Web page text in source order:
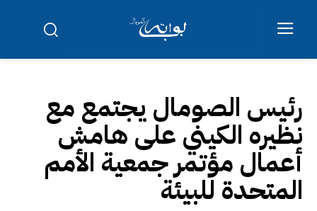
رئيس الصومال يجتمع مع
نظيره الكيني على هامش
أعمال مؤتمر جمعية الأمم
المتحدة للبيئة